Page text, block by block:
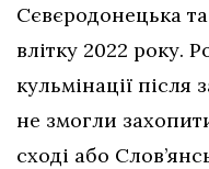
Сєвєродонецька
влітку 2022 року.
кульмінації після
не змогли
сході або